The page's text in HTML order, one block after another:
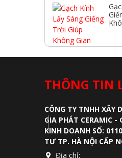
THÔNG TIN
CÔNG TY TNHH XÂY
GIA PHÁT CERAMIC -
KINH DOANH SỐ:
TƯ TP. HÀ NỘI CẤP
Địa chỉ: